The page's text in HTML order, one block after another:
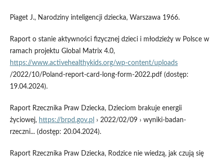
Piaget J., Narodziny inteligencji dziecka, Warszawa 1966.
Raport o stanie aktywności fizycznej dzieci i młodzieży w Polsce w
ramach projektu Global Matrix 4.0,
https://www.activehealthykids.org/wp-content/uploads
/2022/10/Poland-report-card-long-form-2022.pdf (dostęp:
19.04.2024).
Raport Rzecznika Praw Dziecka, Dzieciom brakuje energii
życiowej, https://brpd.gov.pl › 2022/02/09 › wyniki-badan-
rzeczni... (dostęp: 20.04.2024).
Raport Rzecznika Praw Dziecka, Rodzice nie wiedzą, jak czują się